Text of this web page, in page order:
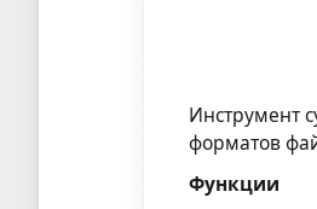
Инструмент
форматов
Функции